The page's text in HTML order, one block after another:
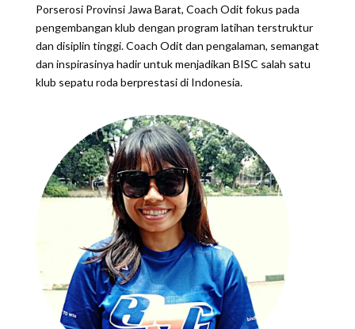
Porserosi Provinsi Jawa Barat, Coach Odit fokus pada
pengembangan klub dengan program latihan terstruktur
dan disiplin tinggi. Coach Odit dan pengalaman, semangat
dan inspirasinya hadir untuk menjadikan BISC salah satu
klub sepatu roda berprestasi di Indonesia.